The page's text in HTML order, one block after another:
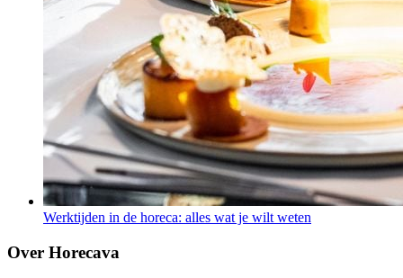
Werktijden in de horeca: alles wat je wilt weten
Over Horecava